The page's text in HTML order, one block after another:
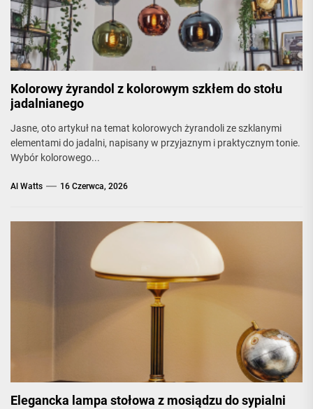
Kolorowy żyrandol z kolorowym szkłem do stołu
jadalnianego
Jasne, oto artykuł na temat kolorowych żyrandoli ze szklanymi
elementami do jadalni, napisany w przyjaznym i praktycznym tonie.
Wybór kolorowego...
Al Watts 16 Czerwca, 2026
Elegancka lampa stołowa z mosiądzu do sypialni